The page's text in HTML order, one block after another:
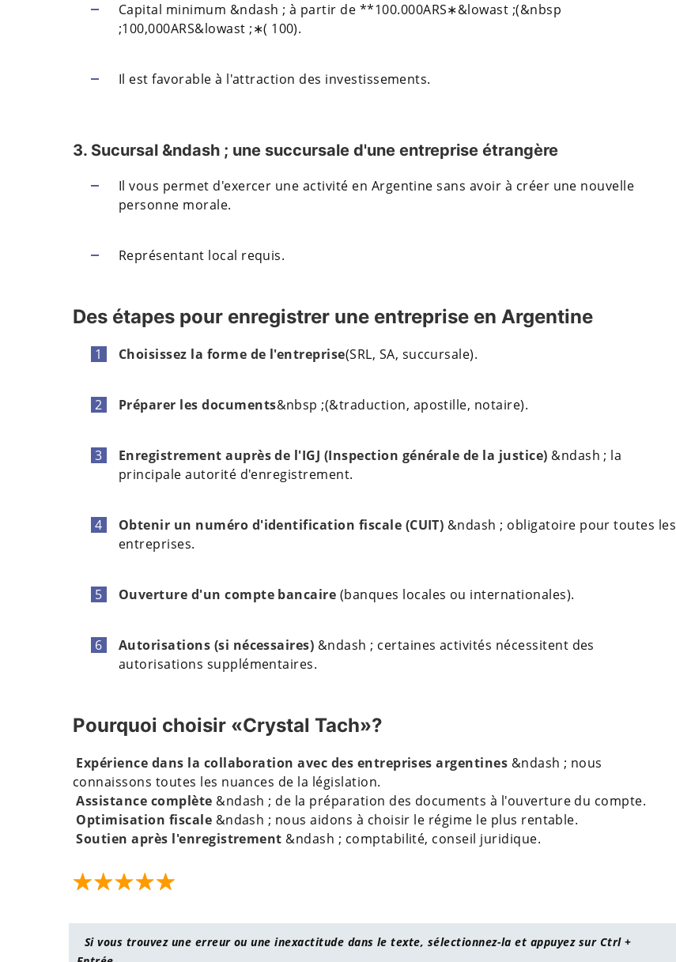
Capital minimum &ndash ; à partir de **100.000ARS∗&lowast ;(&nbsp
;100,000ARS&lowast ;∗( 100).
Il est favorable à l'attraction des investissements.
3. Sucursal &ndash ; une succursale d'une entreprise étrangère
Il vous permet d'exercer une activité en Argentine sans avoir à créer une nouvelle
personne morale.
Représentant local requis.
Des étapes pour enregistrer une entreprise en Argentine
Choisissez la forme de l'entreprise(SRL, SA, succursale).
Préparer les documents&nbsp ;(&traduction, apostille, notaire).
Enregistrement auprès de l'IGJ (Inspection générale de la justice) &ndash ; la
principale autorité d'enregistrement.
Obtenir un numéro d'identification fiscale (CUIT) &ndash ; obligatoire pour toutes les
entreprises.
Ouverture d'un compte bancaire (banques locales ou internationales).
Autorisations (si nécessaires) &ndash ; certaines activités nécessitent des
autorisations supplémentaires.
Pourquoi choisir «Crystal Tach»?
Expérience dans la collaboration avec des entreprises argentines &ndash ; nous
connaissons toutes les nuances de la législation.
Assistance complète &ndash ; de la préparation des documents à l'ouverture du compte.
Optimisation fiscale &ndash ; nous aidons à choisir le régime le plus rentable.
Soutien après l'enregistrement &ndash ; comptabilité, conseil juridique.
Si vous trouvez une erreur ou une inexactitude dans le texte, sélectionnez-la et appuyez sur Ctrl +